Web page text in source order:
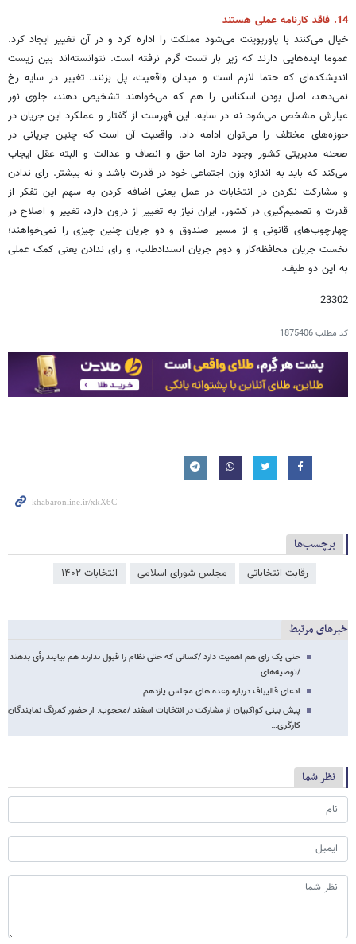
14. فاقد کارنامه عملی هستند
خیال می‌کنند با پاورپوینت می‌شود مملکت را اداره کرد و در آن تغییر ایجاد کرد.
عموما ایده‌هایی دارند که زیر بار تست گرم نرفته است. نتوانسته‌اند بین زیست
اندیشکده‌ای که حتما لازم است و میدان واقعیت، پل بزنند. تغییر در سایه رخ
نمی‌دهد، اصل بودن اسکناس را هم که می‌خواهند تشخیص دهند، جلوی نور
عیارش مشخص می‌شود نه در سایه. این فهرست از گفتار و عملکرد این جریان در
حوزه‌های مختلف را می‌توان ادامه داد. واقعیت آن است که چنین جریانی در
صحنه مدیریتی کشور وجود دارد اما حق و انصاف و عدالت و البته عقل ایجاب
می‌کند که باید به اندازه وزن اجتماعی خود در قدرت باشد و نه بیشتر. رای ندادن
و مشارکت نکردن در انتخابات در عمل یعنی اضافه کردن به سهم این تفکر از
قدرت و تصمیم‌گیری در کشور. ایران نیاز به تغییر از درون دارد، تغییر و اصلاح در
چهارچوب‌های قانونی و از مسیر صندوق و دو جریان چنین چیزی را نمی‌خواهند؛
نخست جریان محافظه‌کار و دوم جریان انسدادطلب، و رای ندادن یعنی کمک عملی
به این دو طیف.
23302
کد مطلب1875406
برچسب‌ها
رقابت انتخاباتی مجلس شورای اسلامی انتخابات ۱۴۰۲
خبرهای مرتبط
حتی یک رای هم اهمیت دارد /کسانی که حتی نظام را قبول ندارند هم بیایند رأی بدهند
/توصیه‌های…
ادعای قالیباف درباره وعده های مجلس یازدهم
پیش بینی کواکبیان از مشارکت در انتخابات اسفند /محجوب: از حضور کمرنگ نمایندگان
کارگری…
نظر شما